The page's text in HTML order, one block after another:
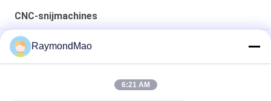
CNC-snijmachines
50/60Hz de Scherpe Toorts van het koperplasma
Plasma snijlampen koelen en 028872 plasma snijwater koelen
RaymondMao
6:21 AM